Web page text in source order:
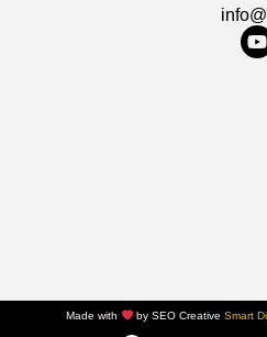
Made with by SEO CreativeSmart